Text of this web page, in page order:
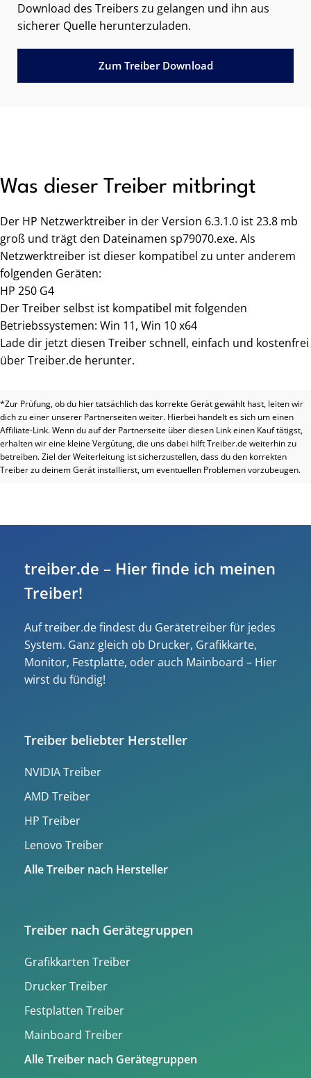
Download des Treibers zu gelangen und ihn aus
sicherer Quelle herunterzuladen.
Zum Treiber Download
Was dieser Treiber mitbringt
Der HP Netzwerktreiber in der Version 6.3.1.0 ist 23.8 mb
groß und trägt den Dateinamen sp79070.exe. Als
Netzwerktreiber ist dieser kompatibel zu unter anderem
folgenden Geräten:
HP 250 G4
Der Treiber selbst ist kompatibel mit folgenden
Betriebssystemen: Win 11, Win 10 x64
Lade dir jetzt diesen Treiber schnell, einfach und kostenfrei
über Treiber.de herunter.
*Zur Prüfung, ob du hier tatsächlich das korrekte Gerät gewählt hast, leiten wir
dich zu einer unserer Partnerseiten weiter. Hierbei handelt es sich um einen
Affiliate-Link. Wenn du auf der Partnerseite über diesen Link einen Kauf tätigst,
erhalten wir eine kleine Vergütung, die uns dabei hilft Treiber.de weiterhin zu
betreiben. Ziel der Weiterleitung ist sicherzustellen, dass du den korrekten
Treiber zu deinem Gerät installierst, um eventuellen Problemen vorzubeugen.
treiber.de – Hier finde ich meinen
Treiber!
Auf treiber.de findest du Gerätetreiber für jedes
System. Ganz gleich ob Drucker, Grafikkarte,
Monitor, Festplatte, oder auch Mainboard – Hier
wirst du fündig!
Treiber beliebter Hersteller
NVIDIA Treiber
AMD Treiber
HP Treiber
Lenovo Treiber
Alle Treiber nach Hersteller
Treiber nach Gerätegruppen
Grafikkarten Treiber
Drucker Treiber
Festplatten Treiber
Mainboard Treiber
Alle Treiber nach Gerätegruppen